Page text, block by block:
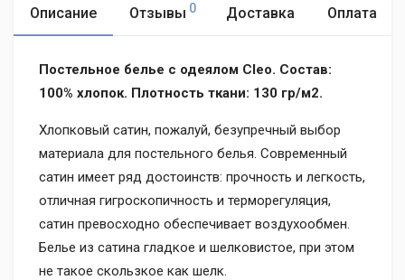
Описание Отзывы 0 Доставка Оплата
Постельное белье с одеялом Cleo. Состав:
100% хлопок. Плотность ткани: 130 гр/м2.
Хлопковый сатин, пожалуй, безупречный выбор
материала для постельного белья. Современный
сатин имеет ряд достоинств: прочность и легкость,
отличная гигроскопичность и терморегуляция,
сатин превосходно обеспечивает воздухообмен.
Белье из сатина гладкое и шелковистое, при этом
не такое скользкое как шелк.